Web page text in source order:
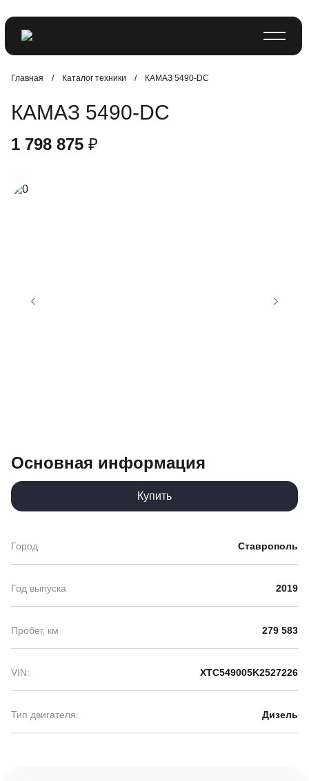
Главная / Каталог техники / КАМАЗ 5490-DC
КАМАЗ 5490-DC
1 798 875 ₽
Основная информация
Купить
Город Ставрополь
Год выпуска 2019
Пробег, км 279 583
VIN: XTC549005K2527226
Тип двигателя: Дизель